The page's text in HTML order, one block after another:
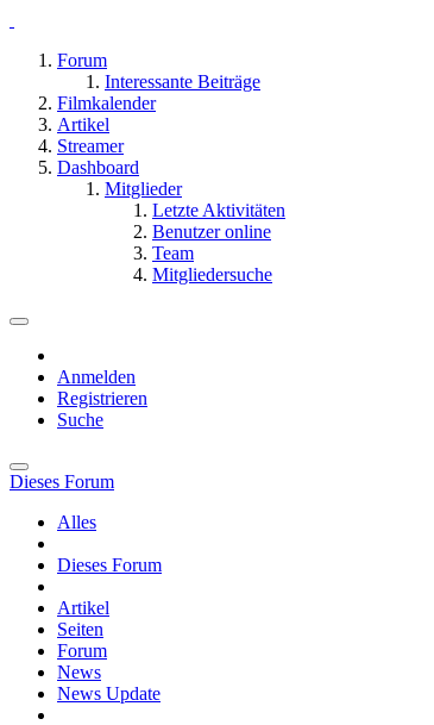
Forum
Interessante Beiträge
Filmkalender
Artikel
Streamer
Dashboard
Mitglieder
Letzte Aktivitäten
Benutzer online
Team
Mitgliedersuche
Anmelden
Registrieren
Suche
Dieses Forum
Alles
Dieses Forum
Artikel
Seiten
Forum
News
News Update